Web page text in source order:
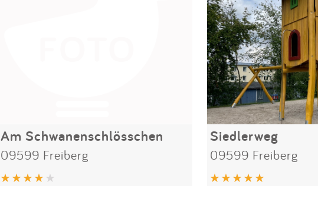
Am Schwanenschlösschen
09599 Freiberg
Siedlerweg
09599 Freiberg